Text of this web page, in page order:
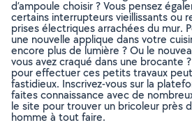
d’ampoule choisir ? Vous pensez
certains interrupteurs vieillissants ou
prises électriques arrachées du mur.
une nouvelle applique dans votre
encore plus de lumière ? Ou le
vous avez craqué dans une brocante
pour effectuer ces petits travaux
fastidieux. Inscrivez-vous sur la
faites connaissance avec de
le site pour trouver un bricoleur près
homme à tout faire.